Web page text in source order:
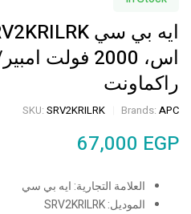
راكماونت
Brands: APC
SKU: SRV2KRILRK
67,000 EGP
العلامة التجارية: ايه بي سي
الموديل: SRV2KRILRK